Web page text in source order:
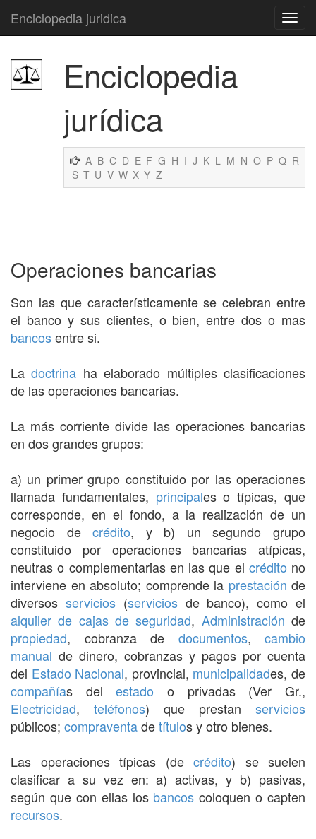
Enciclopedia juridica
Enciclopedia
jurídica
A B C D E F G H I J K L M N O P Q R
S T U V W X Y Z
Operaciones bancarias
Son las que característicamente se celebran entre
el banco y sus clientes, o bien, entre dos o mas
bancosentre si.
Ladoctrina ha elaborado múltiples clasificaciones
de las operaciones bancarias.
La más corriente divide las operaciones bancarias
en dos grandes grupos:
a) un primer grupo constituido por las operaciones
llamada fundamentales, principales o típicas, que
corresponde, en el fondo, a la realización de un
negocio decrédito, y b) un segundo grupo
constituido por operaciones bancarias atípicas,
neutras o complementarias en las que el crédito no
interviene en absoluto; comprende la prestación de
diversos servicios(serviciosde banco), como el
alquiler de cajas de seguridad, Administración de
propiedad, cobranza de documentos, cambio
manual de dinero, cobranzas y pagos por cuenta
del Estado Nacional, provincial, municipalidades, de
compañías delestado o privadas (Ver Gr.,
Electricidad, teléfonos) que prestan servicios
públicos; compraventadetítulos y otro bienes.
Las operaciones típicas (de crédito) se suelen
clasificar a su vez en: a) activas, y b) pasivas,
según que con ellas los bancos coloquen o capten
recursos.